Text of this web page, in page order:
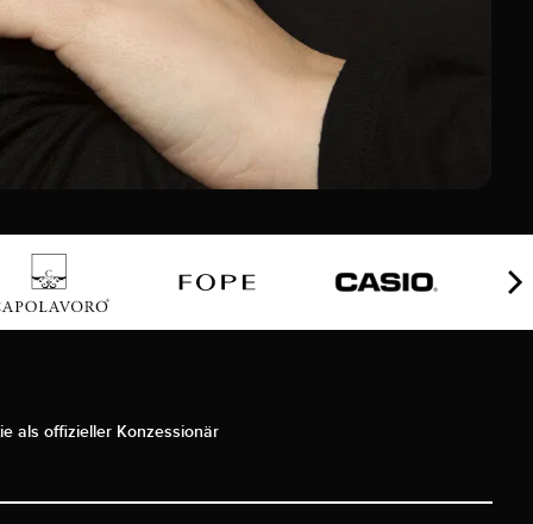
als offizieller Konzessionär